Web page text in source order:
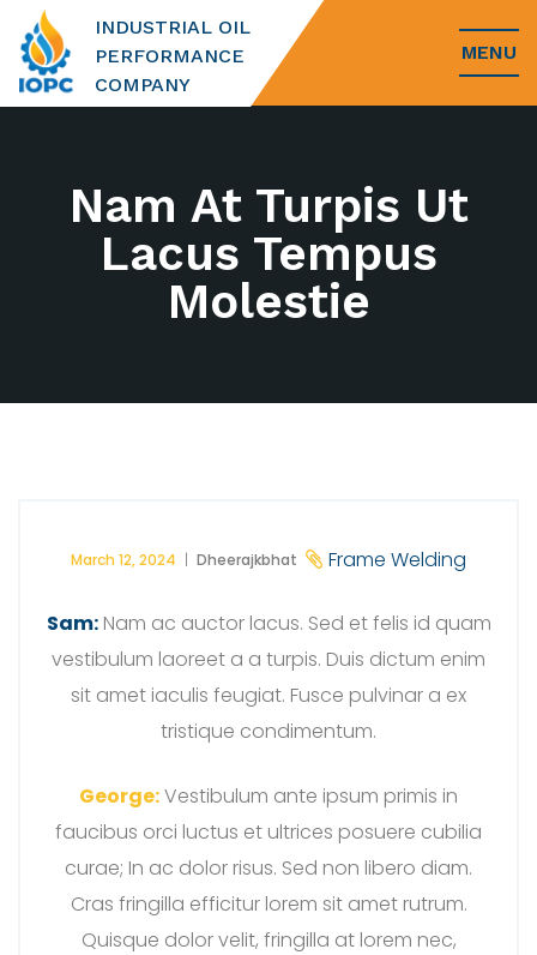
INDUSTRIAL OIL
PERFORMANCE
COMPANY
MENU
Nam At Turpis Ut
Lacus Tempus
Molestie
March 12, 2024 Dheerajkbhat Frame Welding
Sam:Nam ac auctor lacus. Sed et felis id quam
vestibulum laoreet a a turpis. Duis dictum enim
sit amet iaculis feugiat. Fusce pulvinar a ex
tristique condimentum.
George:Vestibulum ante ipsum primis in
faucibus orci luctus et ultrices posuere cubilia
curae; In ac dolor risus. Sed non libero diam.
Cras fringilla efficitur lorem sit amet rutrum.
Quisque dolor velit, fringilla at lorem nec,